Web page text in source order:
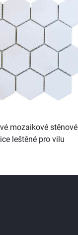
čtverec
mozaikové stěnové
leštěné pro vilu